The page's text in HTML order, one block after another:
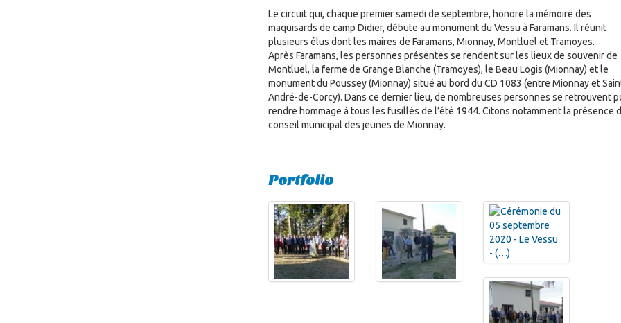
Le circuit qui, chaque premier samedi de septembre, honore la mémoire des
maquisards de camp Didier, débute au monument du Vessu à Faramans. Il réunit
plusieurs élus dont les maires de Faramans, Mionnay, Montluel et Tramoyes.
Après Faramans, les personnes présentes se rendent sur les lieux de souvenir de
Montluel, la ferme de Grange Blanche (Tramoyes), le Beau Logis (Mionnay) et le
monument du Poussey (Mionnay) situé au bord du CD 1083 (entre Mionnay et
André-de-Corcy). Dans ce dernier lieu, de nombreuses personnes se retrouvent
rendre hommage à tous les fusillés de l’été 1944. Citons notamment la présence
conseil municipal des jeunes de Mionnay.
Portfolio